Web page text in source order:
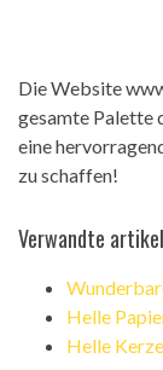
Die Website
gesamte Palette
eine
zu schaffen!
Verwandte artikel
Helle
Helle